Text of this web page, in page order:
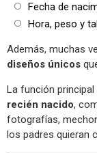
Fecha de
Hora, peso y
Además, muchas
diseños únicos
La función
recién nacido,
fotografías,
los padres quieran